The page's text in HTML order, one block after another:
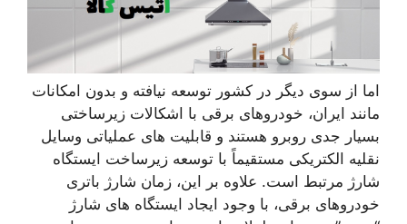
اما از سوی دیگر در کشور توسعه نیافته و بدون امکانات
مانند ایران، خودروهای برقی با اشکالات زیرساختی
بسیار جدی روبرو هستند و قابلیت های عملیاتی وسایل
نقلیه الکتریکی مستقیماً با توسعه زیرساخت ایستگاه
شارژ مرتبط است. علاوه بر این، زمان شارژ باتری
خودروهای برقی، با وجود ایجاد ایستگاه های شارژ